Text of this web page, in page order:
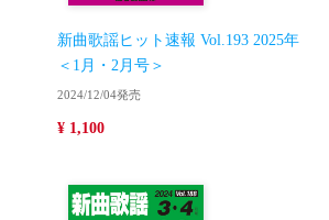
新曲歌謡ヒット速報 Vol.193 2025年
＜1月・2月号＞
2024/12/04発売
¥ 1,100